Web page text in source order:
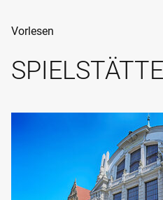
Vorlesen